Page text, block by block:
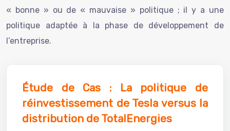
« bonne » ou de « mauvaise » politique ; il y a une
politique adaptée à la phase de développement de
l’entreprise.
Étude de Cas : La politique de
réinvestissement de Tesla versus la
distribution de TotalEnergies